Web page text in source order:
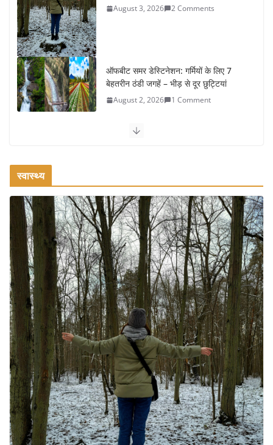
August 3, 2026 2 Comments
ऑफबीट समर डेस्टिनेशन: गर्मियों के लिए 7
बेहतरीन ठंडी जगहें – भीड़ से दूर छुट्टियां
August 2, 2026 1 Comment
कश्मीर यात्रा गाइड: प्राकृतिक सुंदरता और
वजन घटाने के लिए 8 बेहतरीन वॉकिंग एक्सरसाइज: 1 महीने में पाएं 3-4
किलो कम वजन
July 31, 2026 1 Comment
16 ज़रूरी कीबोर्ड शॉर्टकट्स जो आपकी
उत्पादकता को दोगुना कर देंगे
August 7, 2026 0 Comments
स्वास्थ्य